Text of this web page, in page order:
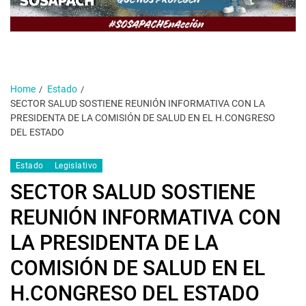
Home
Estado
SECTOR SALUD SOSTIENE REUNIÓN INFORMATIVA CON LA
PRESIDENTA DE LA COMISIÓN DE SALUD EN EL H.CONGRESO
DEL ESTADO
Estado Legislativo
SECTOR SALUD SOSTIENE
REUNIÓN INFORMATIVA CON
LA PRESIDENTA DE LA
COMISIÓN DE SALUD EN EL
H.CONGRESO DEL ESTADO